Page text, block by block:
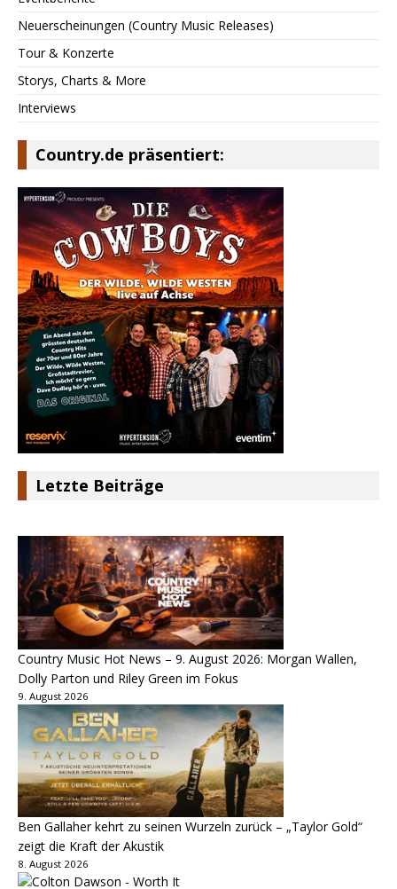
Neuerscheinungen (Country Music Releases)
Tour & Konzerte
Storys, Charts & More
Interviews
Country.de präsentiert:
Letzte Beiträge
Country Music Hot News – 9. August 2026: Morgan Wallen,
Dolly Parton und Riley Green im Fokus
9. August 2026
Ben Gallaher kehrt zu seinen Wurzeln zurück – „Taylor Gold“
zeigt die Kraft der Akustik
8. August 2026